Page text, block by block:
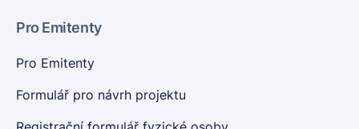
Pro Emitenty
Pro Emitenty
Formulář pro návrh projektu